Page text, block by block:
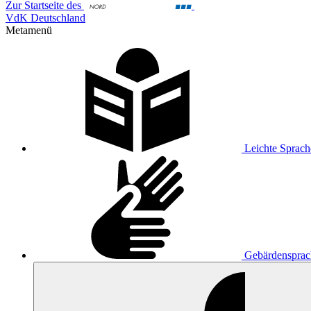
Zur Startseite des
VdK Deutschland
Metamenü
Leichte